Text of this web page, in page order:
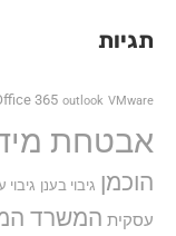
תגיות
365 outlook VMware
אבטחת
הוכמן גיבוי בענן
עסקית המשרד